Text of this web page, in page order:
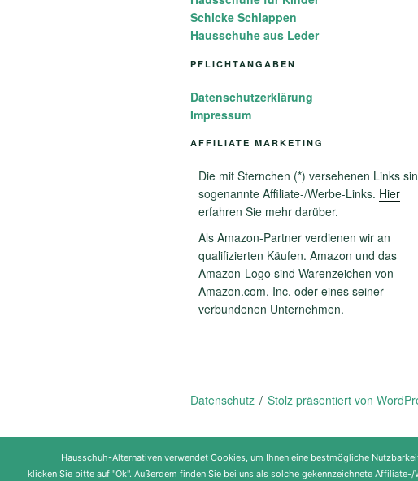
Schicke Schlappen
Hausschuhe aus Leder
PFLICHTANGABEN
Datenschutzerklärung
Impressum
AFFILIATE MARKETING
Die mit Sternchen (*) versehenen Links
sogenannte Affiliate-/Werbe-Links. Hier
erfahren Sie mehr darüber.
Als Amazon-Partner verdienen wir an
qualifizierten Käufen. Amazon und das
Amazon-Logo sind Warenzeichen von
Amazon.com, Inc. oder eines seiner
verbundenen Unternehmen.
Datenschutz Stolz präsentiert von
Hausschuh-Alternativen verwendet Cookies, um Ihnen eine bestmögliche
klicken Sie bitte auf "Ok". Außerdem finden Sie bei uns als solche gekennzeichnete